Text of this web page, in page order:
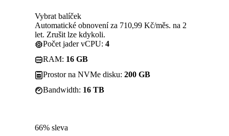
Vybrat balíček
Automatické obnovení za 710,99 Kč/měs. na 2
let. Zrušit lze kdykoli.
Počet jader vCPU: 4
RAM: 16 GB
Prostor na NVMe disku: 200 GB
Bandwidth: 16 TB
66% sleva